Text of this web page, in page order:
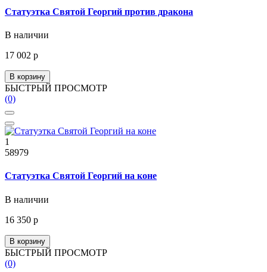
Статуэтка Святой Георгий против дракона
В наличии
17 002 р
В корзину
БЫСТРЫЙ ПРОСМОТР
(0)
1
58979
Статуэтка Святой Георгий на коне
В наличии
16 350 р
В корзину
БЫСТРЫЙ ПРОСМОТР
(0)